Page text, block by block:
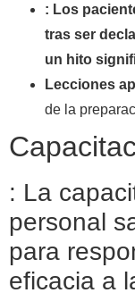
: Los
tras ser
un hito
Lecciones
de la
: La
personal
para
eficacia a